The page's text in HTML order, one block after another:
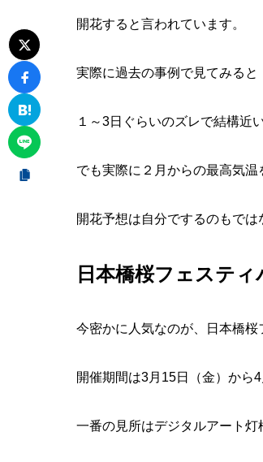
開花すると言われています。
実際に過去の事例で見てみると
１～3日ぐらいのズレで結構近
でも実際に２月からの最高気温
開花予想は自分でするのもでは
日本橋桜フェスティ
今密かに人気なのが、日本橋桜
開催期間は3月15日（金）から4
一番の見所はデジタルアート灯